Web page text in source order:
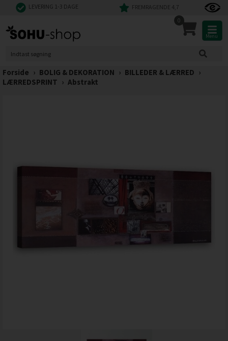
LEVERING 1-3 DAGE FREMRAGENDE 4,7
0
Menu
Forside › BOLIG & DEKORATION › BILLEDER & LÆRRED ›
LÆRREDSPRINT › Abstrakt